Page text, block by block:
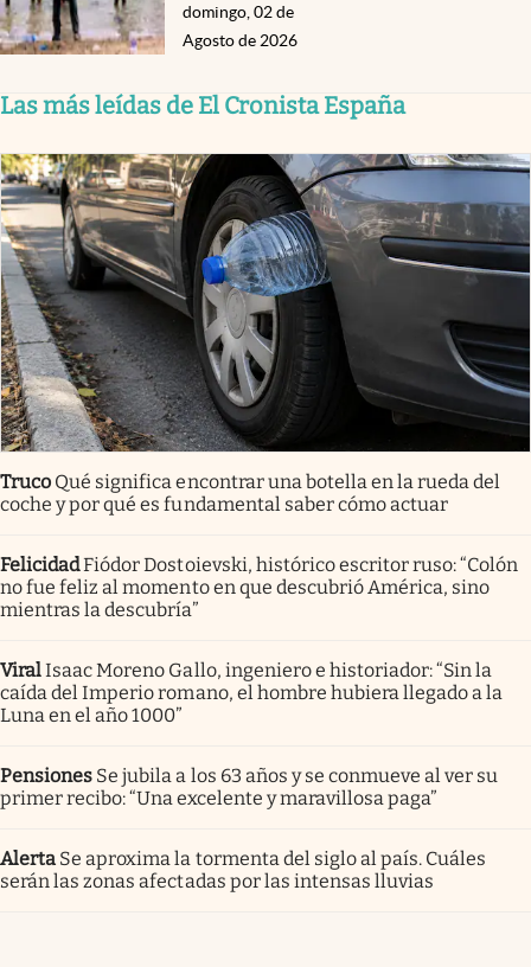
domingo, 02 de
Agosto de 2026
Las más leídas de El Cronista España
Truco Qué significa encontrar una botella en la rueda del
coche y por qué es fundamental saber cómo actuar
FelicidadFiódor Dostoievski, histórico escritor ruso: “Colón
no fue feliz al momento en que descubrió América, sino
mientras la descubría”
ViralIsaac Moreno Gallo, ingeniero e historiador: “Sin la
caída del Imperio romano, el hombre hubiera llegado a la
Luna en el año 1000”
Pensiones Se jubila a los 63 años y se conmueve al ver su
primer recibo: “Una excelente y maravillosa paga”
Alerta Se aproxima la tormenta del siglo al país. Cuáles
serán las zonas afectadas por las intensas lluvias